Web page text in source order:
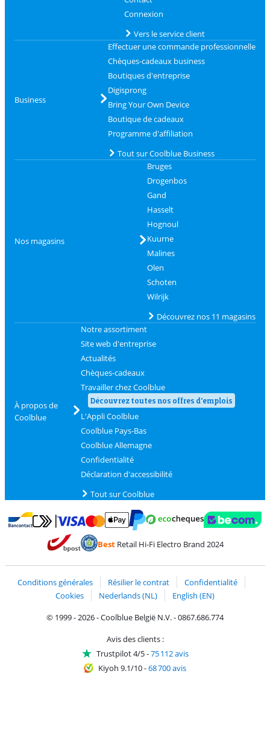
Connexion
Vers le service client
Business
Effectuer une commande professionnelle
Chèques-cadeaux business
Boutiques d'entreprise
Digisprong
Bring Your Own Device
Boutique de cadeaux
Programme d'affiliation
Tout sur Coolblue Business
Nos magasins
Bruges
Drogenbos
Gand
Hasselt
Hognoul
Kuurne
Malines
Olen
Schoten
Wilrijk
Découvrez nos 11 magasins
À propos de
Coolblue
Notre assortiment
Site web d'entreprise
Actualités
Chèques-cadeaux
Travailler chez Coolblue
Découvrez toutes nos offres d'emplois
L'Appli Coolblue
Coolblue Pays-Bas
Coolblue Allemagne
Confidentialité
Déclaration d'accessibilité
Tout sur Coolblue
Payer avec Bancontact
Payer avec MasterCard et Visa via ClickToPay
BestRetail Hi-Fi Electro Brand 2024
Conditions générales Résilier le contrat
Confidentialité
Cookies
Nederlands (NL)
English (EN)
© 1999 - 2026 - Coolblue België N.V. - 0867.686.774
Avis des clients :
Trustpilot 4/5-75 112 avis
Kiyoh 9.1/10-68 700 avis